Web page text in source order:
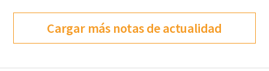
Cargar más notas de actualidad